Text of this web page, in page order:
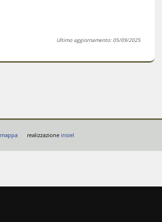
Ultimo aggiornamento: 05/09/2025
mappa realizzazione insiel